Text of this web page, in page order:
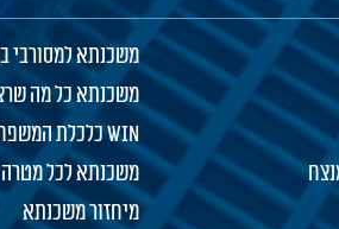
משכנתא למסורבי
משכנתא כל מה
WIN כלכלת המשפחה
משכנתא לכל מטרה
מיחזור משכנתא